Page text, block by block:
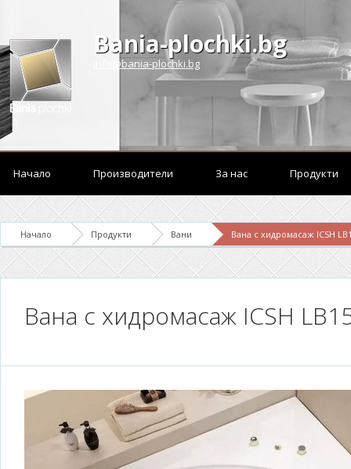
Bania-plochki.bg
info@bania-plochki.bg
Начало Производители За нас Продукти
Начало Продукти Вани Вана с хидромасаж ICSH
Вана с хидромасаж ICSH